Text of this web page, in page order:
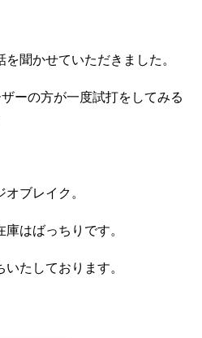
聞かせていただきました。
ーの方が一度試打をしてみる
ブレイク。
はばっちりです。
たしております。